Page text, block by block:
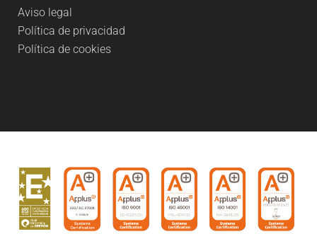
Aviso legal
Política de privacidad
Política de cookies